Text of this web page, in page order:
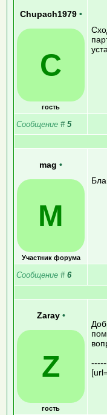
Chupach1979 •
C
гость
Сообщение # 5
mag •
M
Участник форума
Сообщение # 6
Zaray •
Z
гость